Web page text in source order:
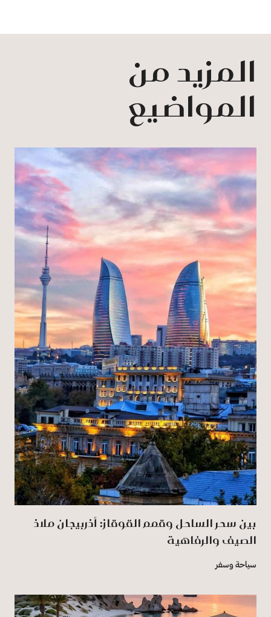
المزيد من
المواضيع
بين سحر الساحل وقمم القوقاز: أذربيجان ملاذ
الصيف والرفاهية
سياحة وسفر